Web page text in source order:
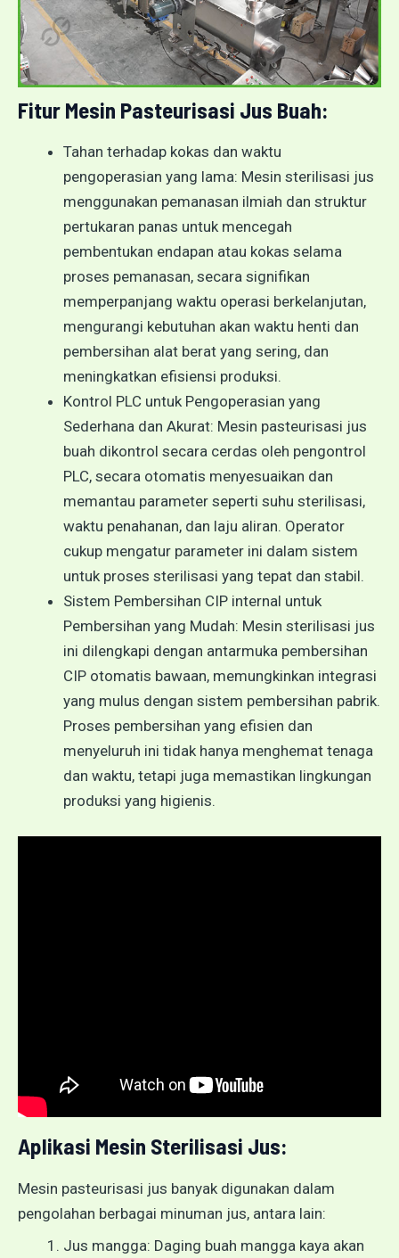
Fitur Mesin Pasteurisasi Jus Buah:
Tahan terhadap kokas dan waktu
pengoperasian yang lama: Mesin sterilisasi jus
menggunakan pemanasan ilmiah dan struktur
pertukaran panas untuk mencegah
pembentukan endapan atau kokas selama
proses pemanasan, secara signifikan
memperpanjang waktu operasi berkelanjutan,
mengurangi kebutuhan akan waktu henti dan
pembersihan alat berat yang sering, dan
meningkatkan efisiensi produksi.
Kontrol PLC untuk Pengoperasian yang
Sederhana dan Akurat: Mesin pasteurisasi jus
buah dikontrol secara cerdas oleh pengontrol
PLC, secara otomatis menyesuaikan dan
memantau parameter seperti suhu sterilisasi,
waktu penahanan, dan laju aliran. Operator
cukup mengatur parameter ini dalam sistem
untuk proses sterilisasi yang tepat dan stabil.
Sistem Pembersihan CIP internal untuk
Pembersihan yang Mudah: Mesin sterilisasi jus
ini dilengkapi dengan antarmuka pembersihan
CIP otomatis bawaan, memungkinkan integrasi
yang mulus dengan sistem pembersihan pabrik.
Proses pembersihan yang efisien dan
menyeluruh ini tidak hanya menghemat tenaga
dan waktu, tetapi juga memastikan lingkungan
produksi yang higienis.
Aplikasi Mesin Sterilisasi Jus:
Mesin pasteurisasi jus banyak digunakan dalam
pengolahan berbagai minuman jus, antara lain:
Jus mangga: Daging buah mangga kaya akan